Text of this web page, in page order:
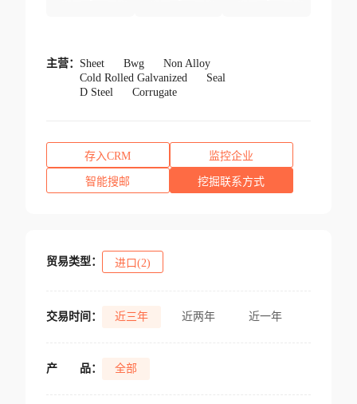
主营： Sheet Bwg
Non Alloy
Cold Rolled Galvanized
Seal
D Steel
Corrugate
存入CRM 监控企业
智能搜邮 挖掘联系方式
贸易类型： 进口(2)
交易时间： 近三年 近两年 近一年
产 品： 全部